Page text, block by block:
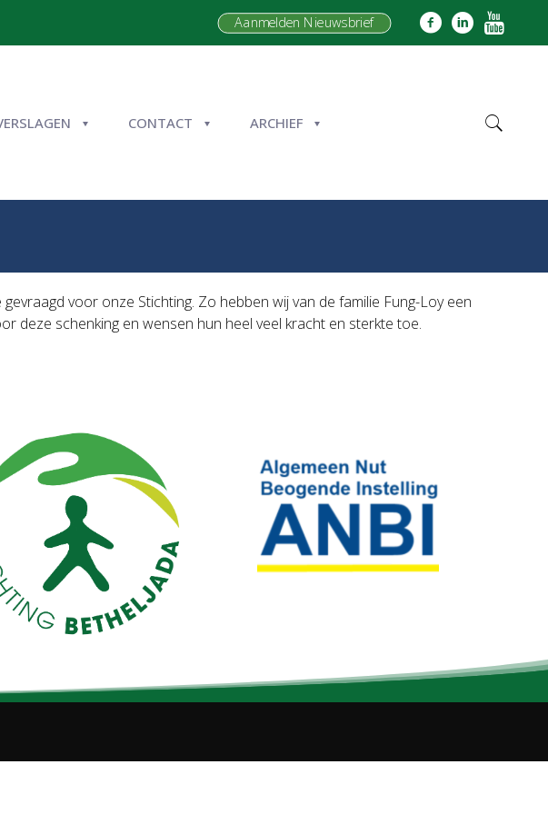
Aanmelden Nieuwsbrief
CONTACT ARCHIEF
voor onze Stichting. Zo hebben wij van de familie Fung-Loy een
deze schenking en wensen hun heel veel kracht en sterkte toe.
& Webdesign byCloud Engine NV